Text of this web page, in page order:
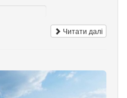
Читати далі